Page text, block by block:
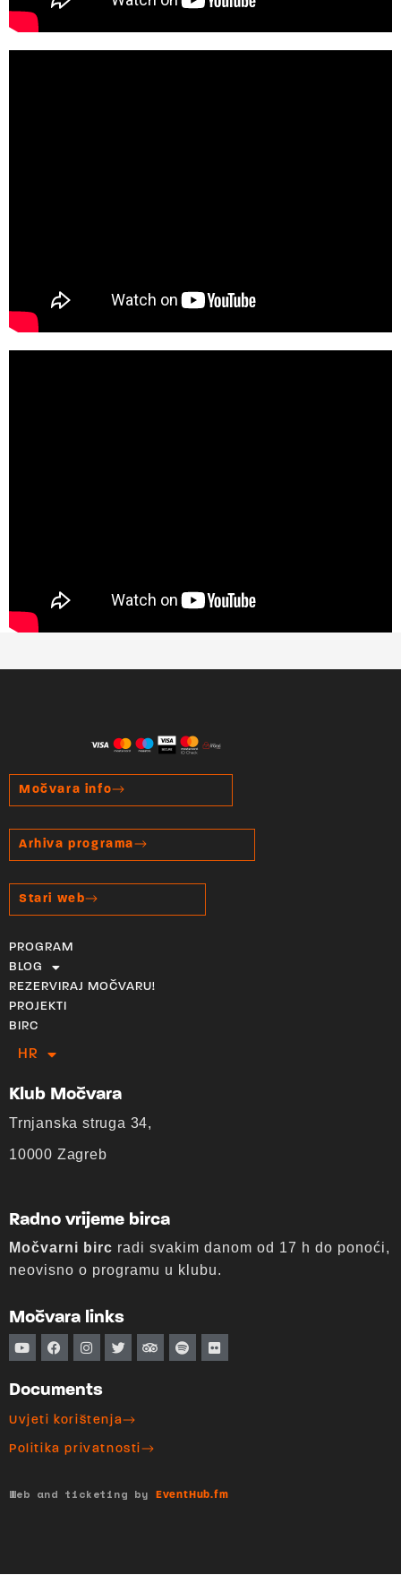
Močvara info
Arhiva programa
Stari web
PROGRAM
BLOG
REZERVIRAJ MOČVARU!
PROJEKTI
BIRC
HR
EN
Klub Močvara
Trnjanska struga 34,
10000 Zagreb
Radno vrijeme birca
Močvarni birc radi svakim danom od 17 h do ponoći,
neovisno o programu u klubu.
Močvara links
Documents
Uvjeti korištenja
Politika privatnosti
Web and ticketing by EventHub.fm